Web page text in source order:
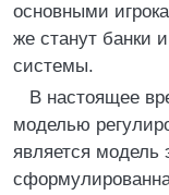
основными
же станут банки
системы.
В настоящее
моделью
является модель